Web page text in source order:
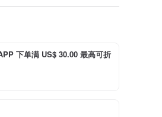
下单满 US$ 30.00 最高可折